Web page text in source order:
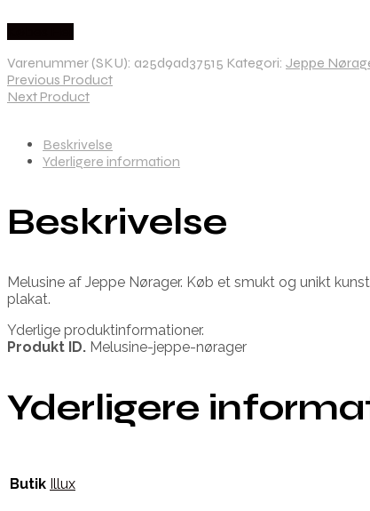
Varenummer (SKU): a25d9ad37515 Kategori: Jeppe
Previous Product
Next Product
Beskrivelse
Yderligere information
Beskrivelse
Melusine af Jeppe Nørager. Køb et smukt og unikt
plakat.
Yderlige produktinformationer.
Produkt ID. Melusine-jeppe-nørager
Yderligere
Butik Illux